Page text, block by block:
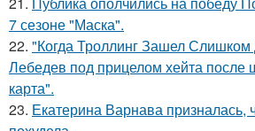
7 сезоне "Маска".
22. "Когда Троллинг Зашел
Лебедев под прицелом хейта после
карта".
23. Екатерина Варнава призналась,